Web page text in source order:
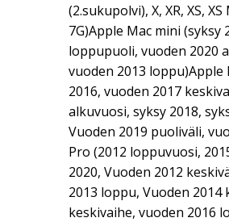
(2.sukupolvi), X, XR, XS,
7G)Apple Mac mini (syksy
loppupuoli, vuoden 2020
vuoden 2013 loppu)Apple
2016, vuoden 2017
alkuvuosi, syksy 2018,
Vuoden 2019 puoliväli,
Pro (2012 loppuvuosi,
2020, Vuoden 2012
2013 loppu, Vuoden 2014
keskivaihe, vuoden 2016